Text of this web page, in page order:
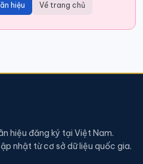
hiệu Về trang chủ
hiệu đăng ký tại Việt Nam.
nhật từ cơ sở dữ liệu quốc gia.